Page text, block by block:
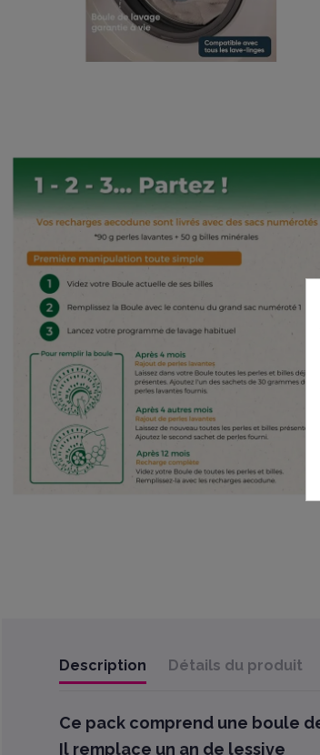
Description Détails du produit
Ce pack comprend une boule
Il remplace un an de lessive